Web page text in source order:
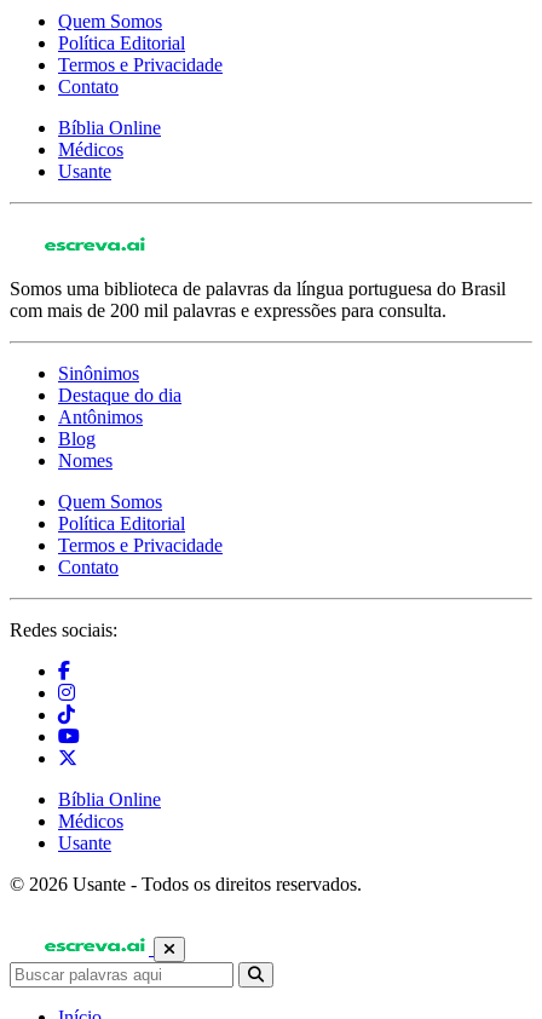
Quem Somos
Política Editorial
Termos e Privacidade
Contato
Bíblia Online
Médicos
Usante
Somos uma biblioteca de palavras da língua portuguesa do Brasil
com mais de 200 mil palavras e expressões para consulta.
Sinônimos
Destaque do dia
Antônimos
Blog
Nomes
Quem Somos
Política Editorial
Termos e Privacidade
Contato
Redes sociais:
Bíblia Online
Médicos
Usante
© 2026 Usante - Todos os direitos reservados.